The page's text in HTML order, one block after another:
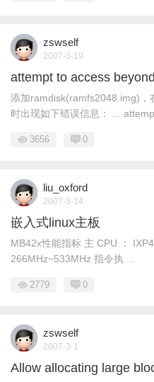
zswself
2007-3-19
attempt to access
添加ramdisk(ramfs2048.img)，
时出现如下错误信息： ...
3656 0
liu_oxford
2007-3-14
嵌入式linux主板
MB42x性能指标 主 CPU ：
266MHz~533MHz 指令执 ...
2779 0
zswself
2007-3-1
Allow allocating large